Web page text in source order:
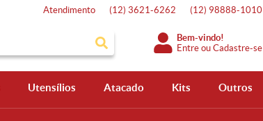
Atendimento (12) 3621-6262 (12) 98888-1010
Bem-vindo!
Entre ouCadastre-se
Utensílios Atacado Kits Outros